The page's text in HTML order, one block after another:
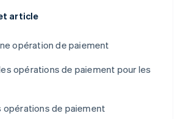
article
opération de paiement
opérations de paiement pour les
opérations de paiement